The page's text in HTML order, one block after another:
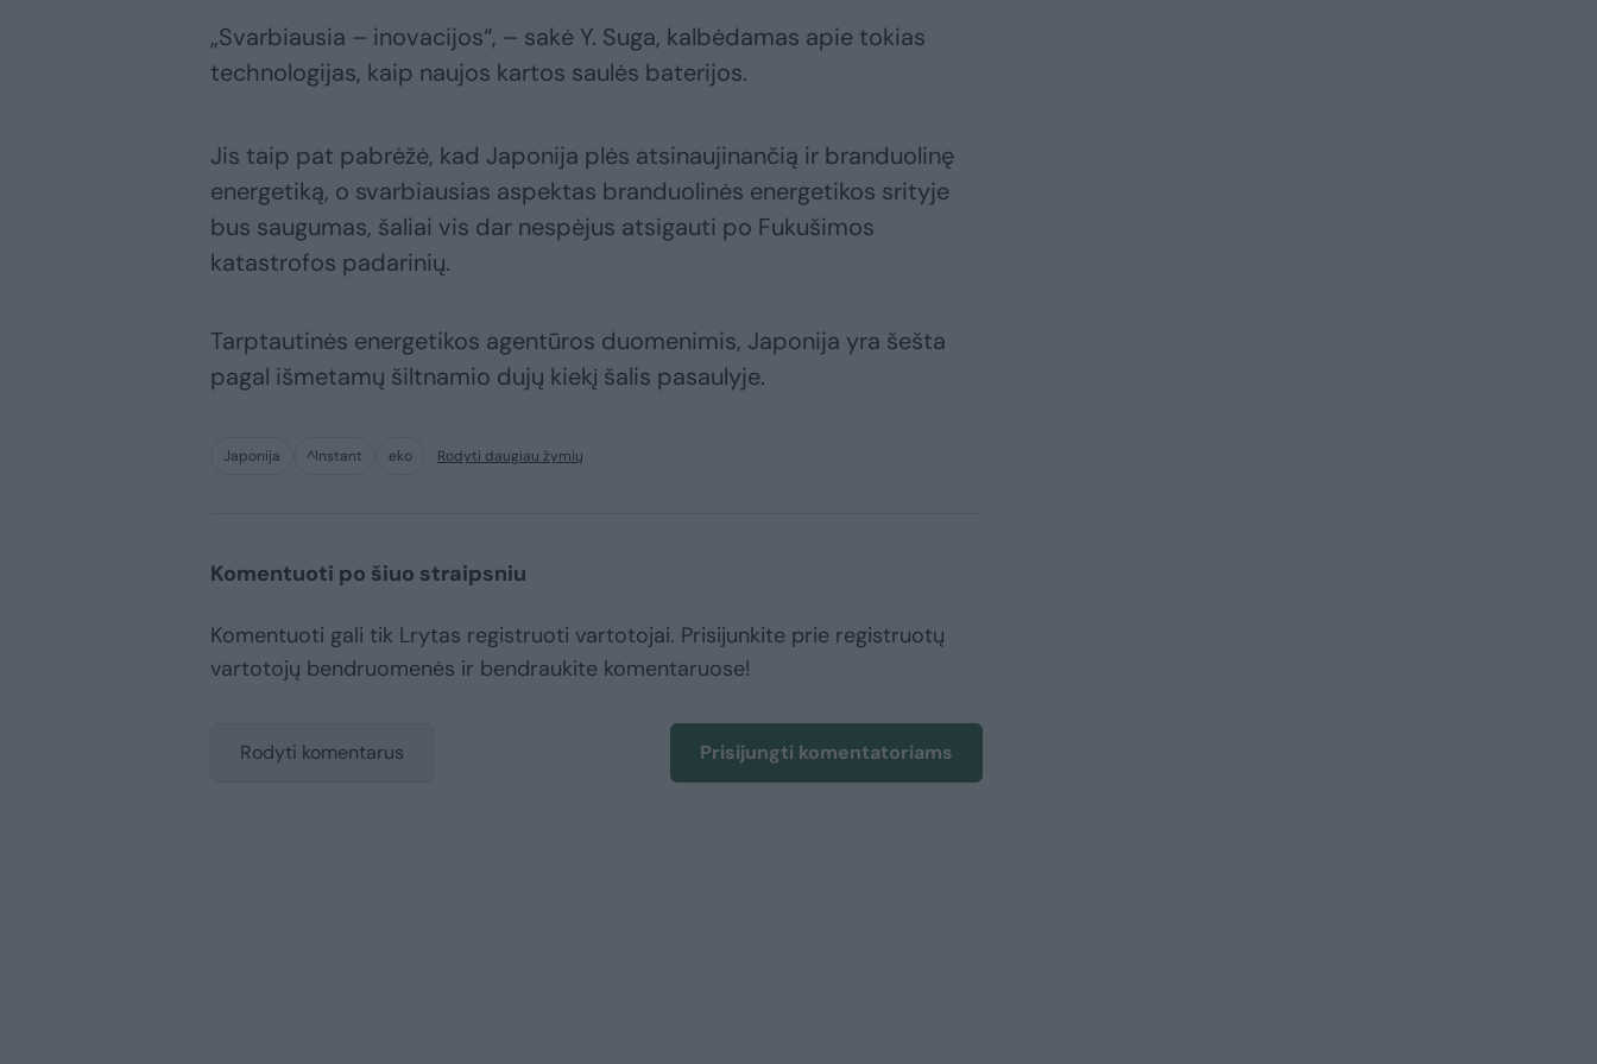
„Svarbiausia – inovacijos“, – sakė Y. Suga, kalbėdamas apie tokias
technologijas, kaip naujos kartos saulės baterijos.
Jis taip pat pabrėžė, kad Japonija plės atsinaujinančią ir branduolinę
energetiką, o svarbiausias aspektas branduolinės energetikos srityje
bus saugumas, šaliai vis dar nespėjus atsigauti po Fukušimos
katastrofos padarinių.
Tarptautinės energetikos agentūros duomenimis, Japonija yra šešta
pagal išmetamų šiltnamio dujų kiekį šalis pasaulyje.
Japonija ^Instant eko Rodyti daugiau žymių
Komentuoti po šiuo straipsniu
Komentuoti gali tik Lrytas registruoti vartotojai. Prisijunkite prie registruotų
vartotojų bendruomenės ir bendraukite komentaruose!
Rodyti komentarus Prisijungti komentatoriams